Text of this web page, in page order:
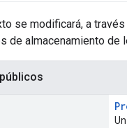
se modificará, a
de almacenamiento de